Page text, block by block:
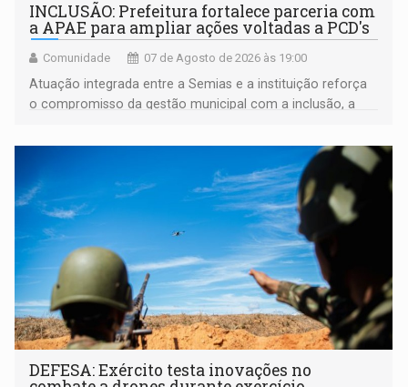
INCLUSÃO: Prefeitura fortalece parceria com
a APAE para ampliar ações voltadas a PCD's
Comunidade 07 de Agosto de 2026 às 19:00
Atuação integrada entre a Semias e a instituição reforça
o compromisso da gestão municipal com a inclusão, a
DEFESA: Exército testa inovações no